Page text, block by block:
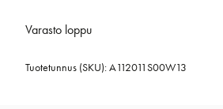
Varasto loppu
Tuotetunnus (SKU):A112011S00W13